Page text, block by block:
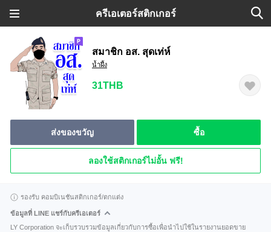
ครีเอเตอร์สติกเกอร์
สมาชิก อส. สุดเท่ห์
น้ำผึ้ง
31THB
ส่งของขวัญ ซื้อ
ลองใช้สติกเกอร์ไม่อั้น ฟรี!
รองรับ คอมบิเนชันสติกเกอร์/ตกแต่ง
ข้อมูลที่ LINE แชร์กับครีเอเตอร์
LY Corporation จะเก็บรวบรวมข้อมูลเกี่ยวกับการซื้อเพื่อนำไปใช้ในรายงานยอดขาย